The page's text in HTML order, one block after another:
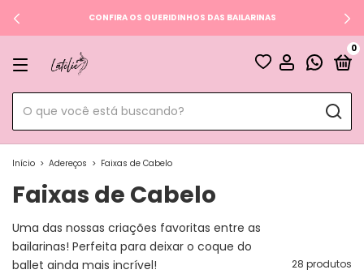
CONFIRA OS QUERIDINHOS DAS BAILARINAS
0
Início > Adereços > Faixas de Cabelo
Faixas de Cabelo
Uma das nossas criações favoritas entre as
bailarinas! Perfeita para deixar o coque do
ballet ainda mais incrível!
28 produtos